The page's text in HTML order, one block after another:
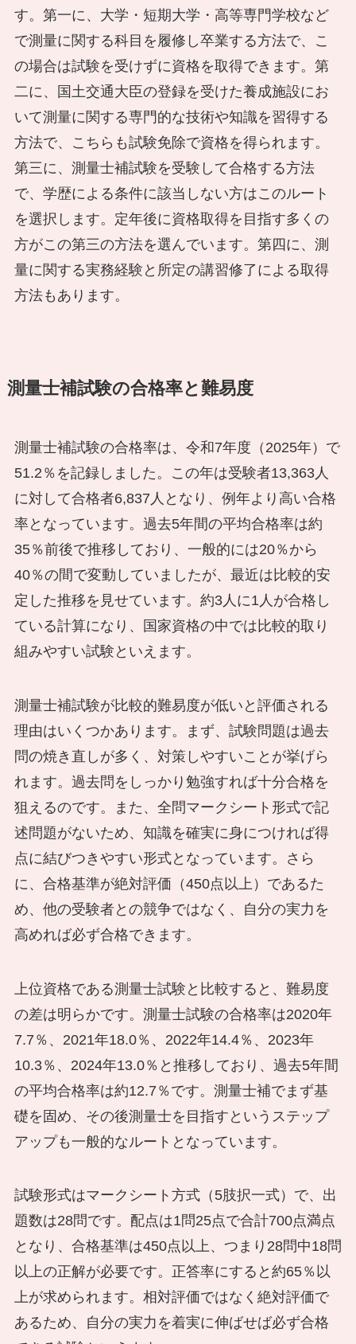
す。第一に、大学・短期大学・高等専門学校など
で測量に関する科目を履修し卒業する方法で、こ
の場合は試験を受けずに資格を取得できます。第
二に、国土交通大臣の登録を受けた養成施設にお
いて測量に関する専門的な技術や知識を習得する
方法で、こちらも試験免除で資格を得られます。
第三に、測量士補試験を受験して合格する方法
で、学歴による条件に該当しない方はこのルート
を選択します。定年後に資格取得を目指す多くの
方がこの第三の方法を選んでいます。第四に、測
量に関する実務経験と所定の講習修了による取得
方法もあります。
測量士補試験の合格率と難易度
測量士補試験の合格率は、令和7年度（2025年）で
51.2％を記録しました。この年は受験者13,363人
に対して合格者6,837人となり、例年より高い合格
率となっています。過去5年間の平均合格率は約
35％前後で推移しており、一般的には20％から
40％の間で変動していましたが、最近は比較的安
定した推移を見せています。約3人に1人が合格し
ている計算になり、国家資格の中では比較的取り
組みやすい試験といえます。
測量士補試験が比較的難易度が低いと評価される
理由はいくつかあります。まず、試験問題は過去
問の焼き直しが多く、対策しやすいことが挙げら
れます。過去問をしっかり勉強すれば十分合格を
狙えるのです。また、全問マークシート形式で記
述問題がないため、知識を確実に身につければ得
点に結びつきやすい形式となっています。さら
に、合格基準が絶対評価（450点以上）であるた
め、他の受験者との競争ではなく、自分の実力を
高めれば必ず合格できます。
上位資格である測量士試験と比較すると、難易度
の差は明らかです。測量士試験の合格率は2020年
7.7％、2021年18.0％、2022年14.4％、2023年
10.3％、2024年13.0％と推移しており、過去5年間
の平均合格率は約12.7％です。測量士補でまず基
礎を固め、その後測量士を目指すというステップ
アップも一般的なルートとなっています。
試験形式はマークシート方式（5肢択一式）で、出
題数は28問です。配点は1問25点で合計700点満点
となり、合格基準は450点以上、つまり28問中18問
以上の正解が必要です。正答率にすると約65％以
上が求められます。相対評価ではなく絶対評価で
あるため、自分の実力を着実に伸ばせば必ず合格